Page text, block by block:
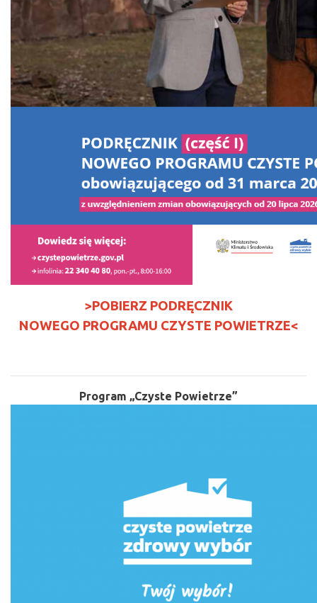
>POBIERZ PODRĘCZNIK
NOWEGO PROGRAMU CZYSTE POWIETRZE<
Program „Czyste Powietrze”